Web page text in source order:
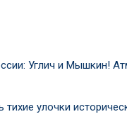
Углич и Мышкин!
улочки